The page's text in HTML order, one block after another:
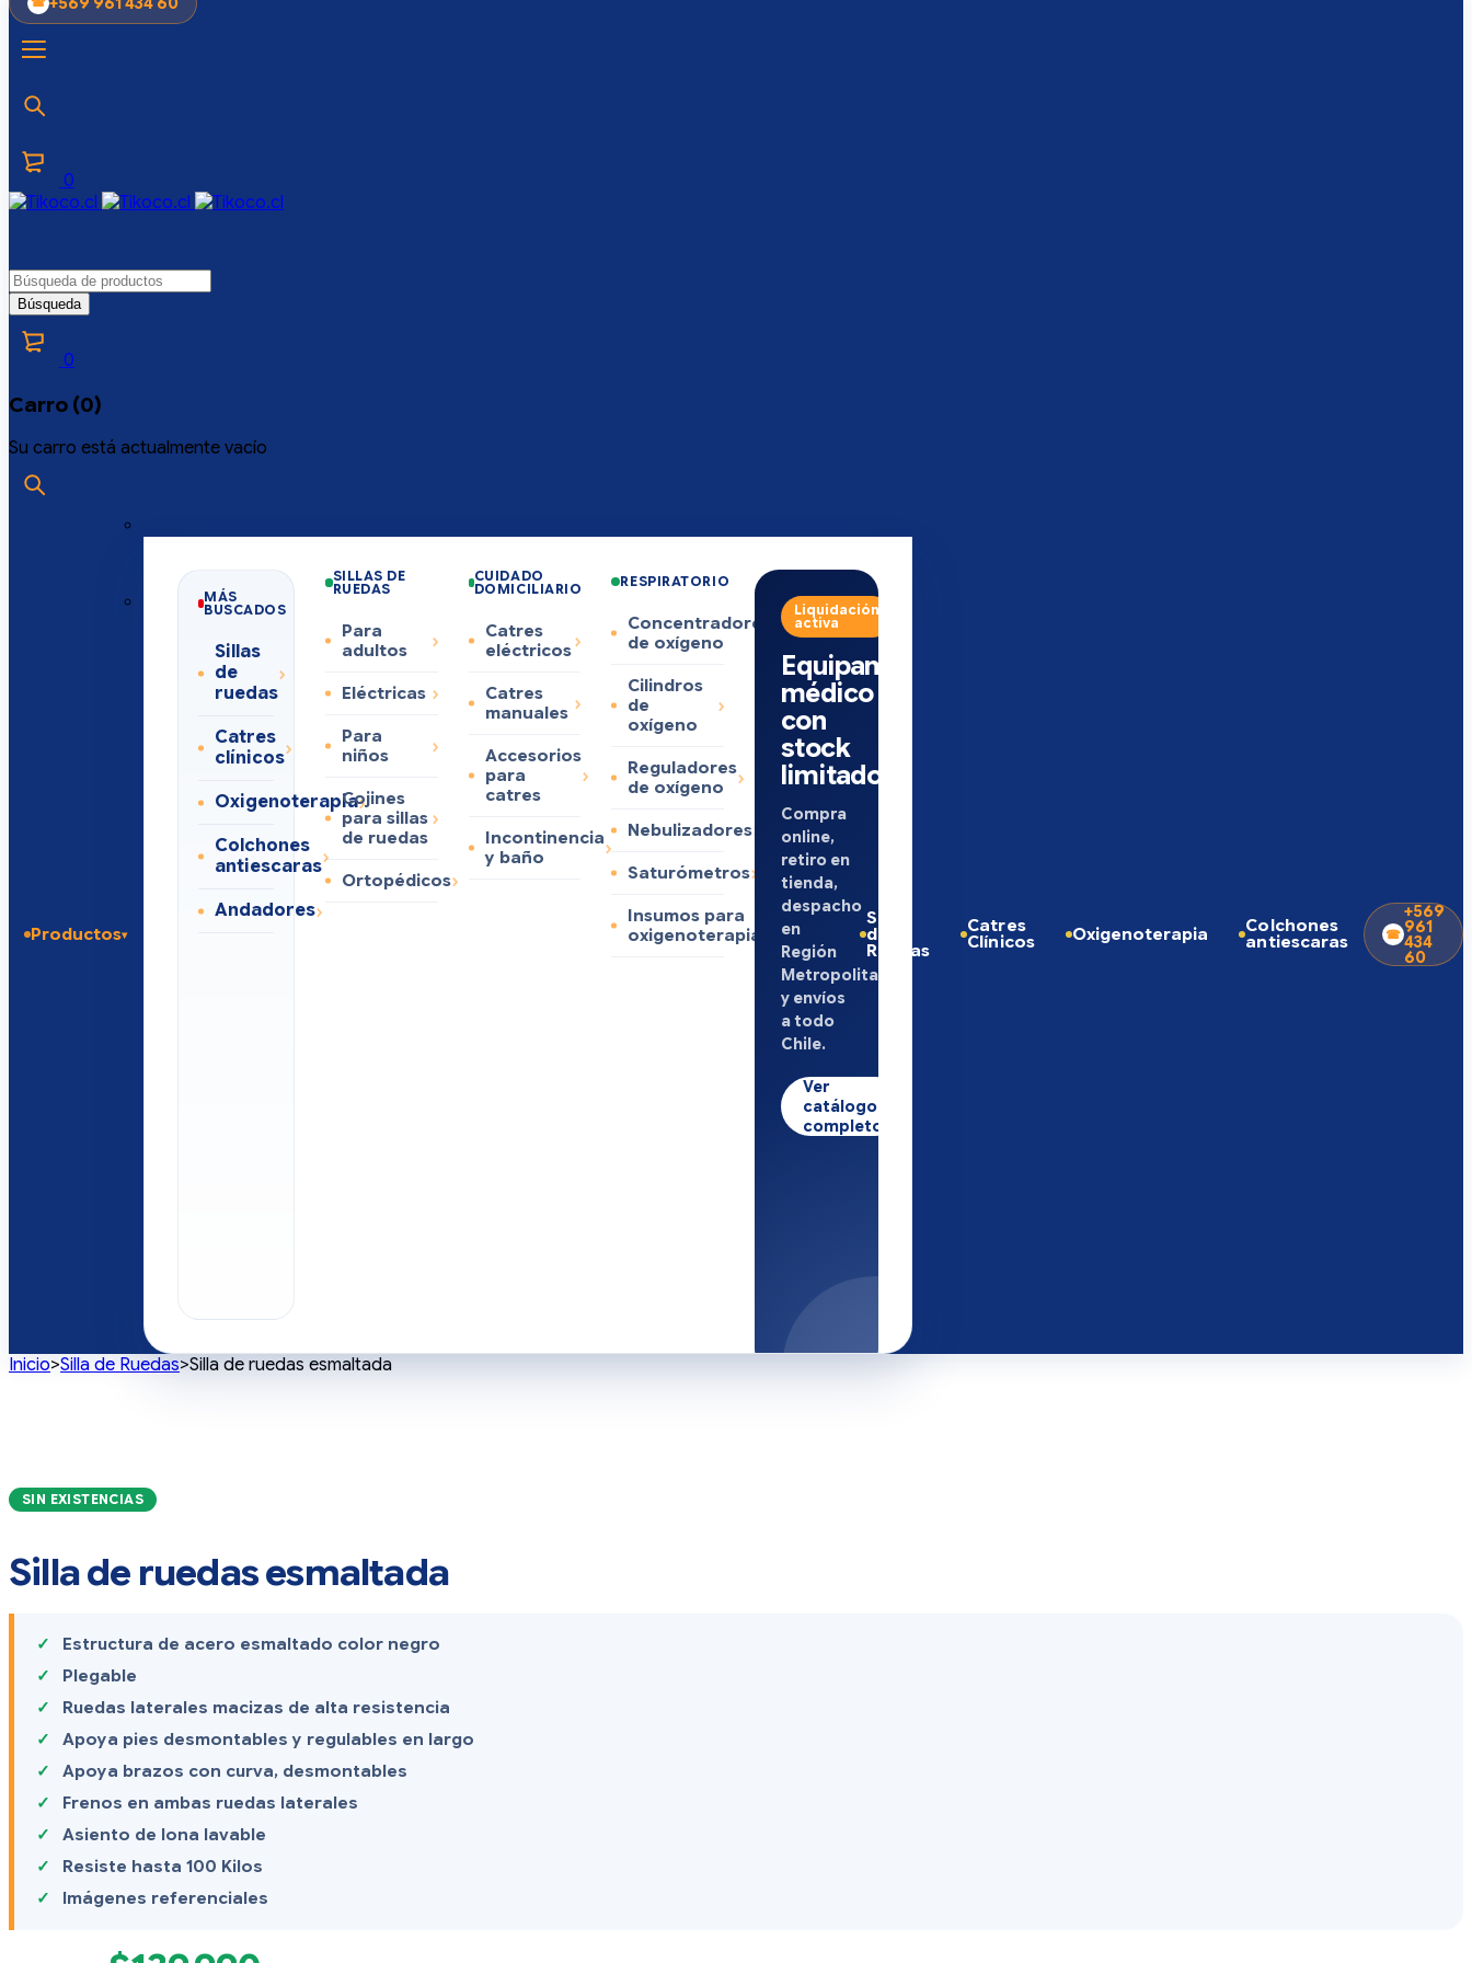
0
0
Carro (0)
Su carro está actualmente vacío
Productos
MÁS
BUSCADOS
Sillas
de
ruedas
Catres
clínicos
Oxigenoterapia
Colchones
antiescaras
Andadores
SILLAS DE
RUEDAS
Para
adultos
Eléctricas
Para
niños
Cojines
para sillas
de ruedas
Ortopédicos
CUIDADO
DOMICILIARIO
Catres
eléctricos
Catres
manuales
Accesorios
para
catres
Incontinencia
y baño
RESPIRATORIO
Concentradores
de oxígeno
Cilindros
de
oxígeno
Reguladores
de oxígeno
Nebulizadores
Saturómetros
Insumos para
oxigenoterapia
Liquidación
activa
Equipamiento
médico
con
stock
limitado
Compra
online,
retiro en
tienda,
despacho
en
Región
Metropolitana
y envíos
a todo
Chile.
Ver
catálogo
completo
Sillas
de
Ruedas
Catres
Clínicos
Oxigenoterapia
Colchones
antiescaras
+569
961
434
60
Inicio>Silla de Ruedas>Silla de ruedas esmaltada
SIN EXISTENCIAS
Silla de ruedas esmaltada
Estructura de acero esmaltado color negro
Plegable
Ruedas laterales macizas de alta resistencia
Apoya pies desmontables y regulables en largo
Apoya brazos con curva, desmontables
Frenos en ambas ruedas laterales
Asiento de lona lavable
Resiste hasta 100 Kilos
Imágenes referenciales